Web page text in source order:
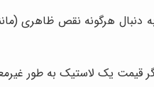
دنبال هرگونه نقص ظاهری
قیمت یک لاستیک به طور